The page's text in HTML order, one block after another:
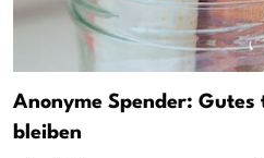
Anonyme Spender:
bleiben